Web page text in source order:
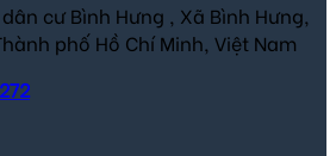
cư Bình Hưng , Xã Bình Hưng,
phố Hồ Chí Minh, Việt Nam